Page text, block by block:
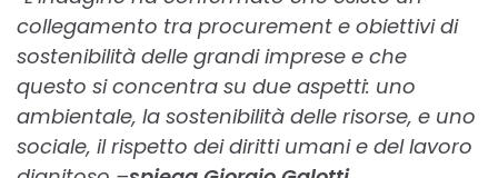
collegamento tra procurement e obiettivi di
sostenibilità delle grandi imprese e che
questo si concentra su due aspetti: uno
ambientale, la sostenibilità delle risorse, e uno
sociale, il rispetto dei diritti umani e del lavoro